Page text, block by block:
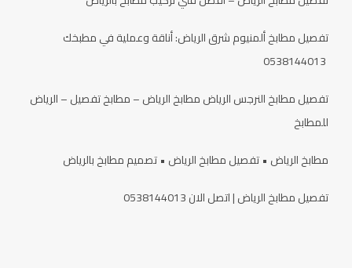
تفصيل مطابخ ألمنيوم شرق الرياض: أناقة وعملية في مطبخك
تفصيل مطابخ النرجس الرياض مطابخ الرياض – مطابخ تفصيل – الرياض
للمطابخ
مطابخ الرياض • تفصيل مطابخ الرياض • تصميم مطابخ بالرياض
تفصيل مطابخ الرياض | اتصل الان 0538144013